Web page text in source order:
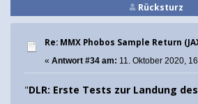
Rücksturz
Re: MMX Phobos Sample Return
« Antwort #34 am: 11. Oktober 2020,
"DLR: Erste Tests zur Landung